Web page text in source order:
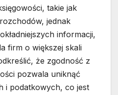
takie jak
jednak
informacji,
firm o większej skali
że zgodność z
pozwala uniknąć
i podatkowych, co jest